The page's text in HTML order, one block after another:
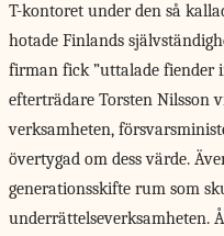
T-kontoret under den så
hotade Finlands
firman fick ”uttalade fiender
efterträdare Torsten Nilsson
verksamheten,
övertygad om dess värde.
generationsskifte rum som
underrättelseverksamheten.